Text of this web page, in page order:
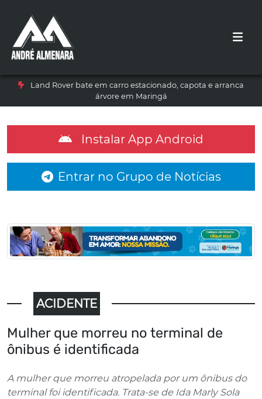
Land Rover bate em carro estacionado, capota e arranca
árvore em Maringá
Instalar App Android
Entrar no Grupo de Notícias
ACIDENTE
Mulher que morreu no terminal de
ônibus é identificada
A mulher que morreu atropelada por um ônibus do
terminal foi identificada. Trata-se de Ida Marly Sola